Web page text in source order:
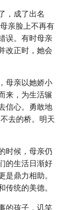
，成了出名
亲脸上不再有
误。有时母亲
改正时，她会
母亲以她娇小
来，为生活辗
信心。勇敢地
去的桥。明天
时候，母亲仍
的生活日渐好
鼎力相助。
统的美德。
的孩子，讥笑